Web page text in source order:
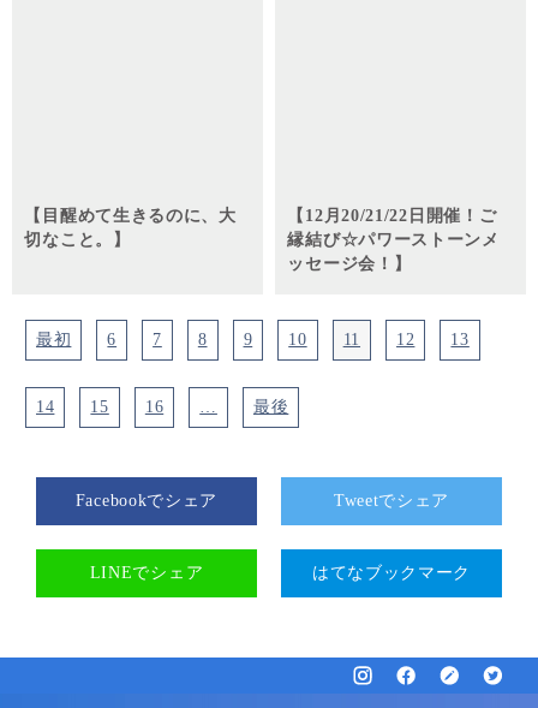
【目醒めて生きるのに、大
切なこと。】
【12月20/21/22日開催！ご
縁結び☆パワーストーンメ
ッセージ会！】
最初 6 7 8 9 10 11 12 13
14 15 16 最後
Facebookでシェア Tweetでシェア
LINEでシェア はてなブックマーク